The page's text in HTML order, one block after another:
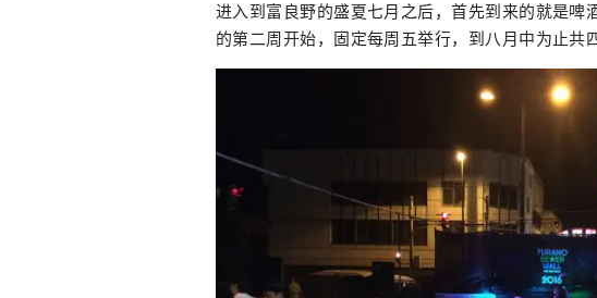
进入到富良野的盛夏七月之后，首先到来的就是啤
的第二周开始，固定每周五举行，到八月中为止共